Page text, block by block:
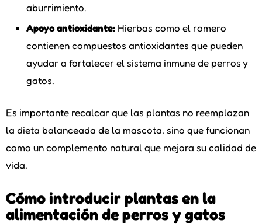
aburrimiento.
Apoyo antioxidante: Hierbas como el romero
contienen compuestos antioxidantes que pueden
ayudar a fortalecer el sistema inmune de perros y
gatos.
Es importante recalcar que las plantas no reemplazan
la dieta balanceada de la mascota, sino que funcionan
como un complemento natural que mejora su calidad de
vida.
Cómo introducir plantas en la
alimentación de perros y gatos